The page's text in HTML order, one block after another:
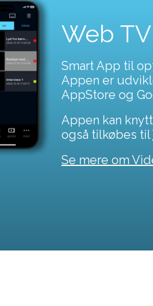
Web
Smart App til
Appen er
AppStore og
Appen kan
også tilkøbes til
Se mere om